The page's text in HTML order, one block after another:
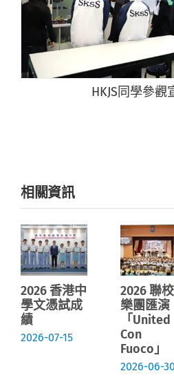
HKJS同學參觀
相關資訊
2026 香港中
學文憑試成
績
2026-07-15
2026 聯
樂團匯演
「United
Con
Fuoco」
2026-06-30